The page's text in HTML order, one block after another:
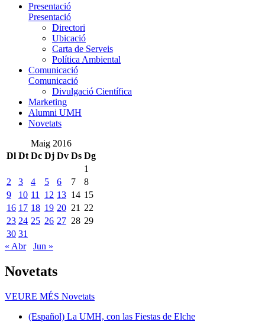
Presentació
Presentació
Directori
Ubicació
Carta de Serveis
Política Ambiental
Comunicació
Comunicació
Divulgació Científica
Marketing
Alumni UMH
Novetats
Maig 2016
Dl Dt Dc Dj Dv Ds Dg
1
2
3 4 5 6 7
8
9
10 11 12 13 14 15
16 17 18 19 20 21 22
23 24 25 26 27 28 29
30 31
« Abr
Jun »
Novetats
VEURE MÉS Novetats
(Español) La UMH, con las Fiestas de Elche